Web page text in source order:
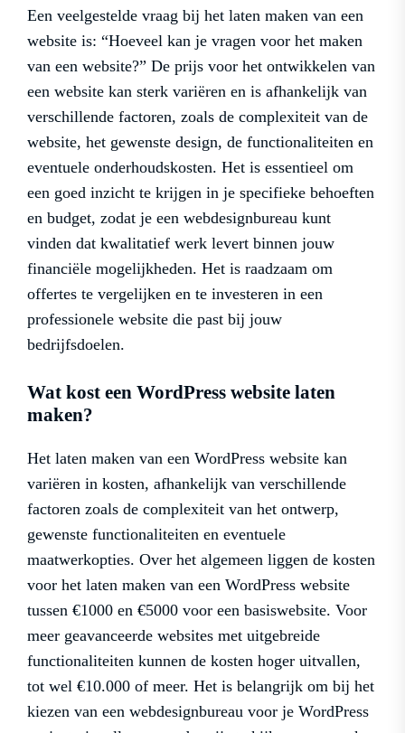
Een veelgestelde vraag bij het laten maken van een
website is: “Hoeveel kan je vragen voor het maken
van een website?” De prijs voor het ontwikkelen van
een website kan sterk variëren en is afhankelijk van
verschillende factoren, zoals de complexiteit van de
website, het gewenste design, de functionaliteiten en
eventuele onderhoudskosten. Het is essentieel om
een goed inzicht te krijgen in je specifieke behoeften
en budget, zodat je een webdesignbureau kunt
vinden dat kwalitatief werk levert binnen jouw
financiële mogelijkheden. Het is raadzaam om
offertes te vergelijken en te investeren in een
professionele website die past bij jouw
bedrijfsdoelen.
Wat kost een WordPress website laten
maken?
Het laten maken van een WordPress website kan
variëren in kosten, afhankelijk van verschillende
factoren zoals de complexiteit van het ontwerp,
gewenste functionaliteiten en eventuele
maatwerkopties. Over het algemeen liggen de kosten
voor het laten maken van een WordPress website
tussen €1000 en €5000 voor een basiswebsite. Voor
meer geavanceerde websites met uitgebreide
functionaliteiten kunnen de kosten hoger uitvallen,
tot wel €10.000 of meer. Het is belangrijk om bij het
kiezen van een webdesignbureau voor je WordPress